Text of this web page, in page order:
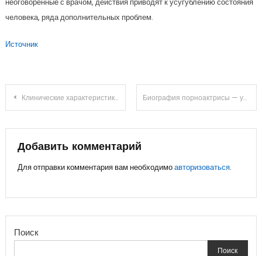
человека, ряда дополнительных проблем.
Источник
Навигация
записям
Клинические характеристики синдрома Маделунга Биография порноактрисы — удивительные подробности ее жизни и захватывающая история профессионального пути
Добавить комментарий
Для отправки комментария вам необходимоавторизоваться.
Поиск
Поиск